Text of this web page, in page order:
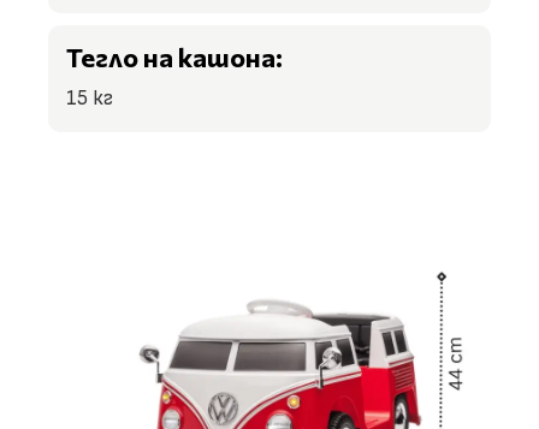
Тегло на кашона:
15 кг